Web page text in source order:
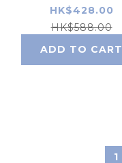
10粒)
HK$428.00
HK$588.00
ADD TO CART
1